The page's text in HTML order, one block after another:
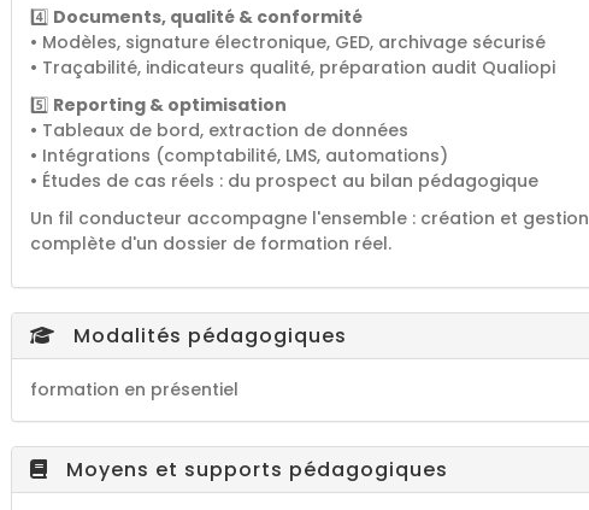
4️⃣ Documents, qualité & conformité
• Modèles, signature électronique, GED, archivage sécurisé
• Traçabilité, indicateurs qualité, préparation audit Qualiopi
5️⃣ Reporting & optimisation
• Tableaux de bord, extraction de données
• Intégrations (comptabilité, LMS, automations)
• Études de cas réels : du prospect au bilan pédagogique
Un fil conducteur accompagne l'ensemble : création et gestion
complète d'un dossier de formation réel.
Modalités pédagogiques
formation en présentiel
Moyens et supports pédagogiques